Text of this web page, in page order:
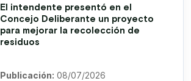
El intendente presentó en el
Concejo Deliberante un proyecto
para mejorar la recolección de
residuos
Publicación: 08/07/2026